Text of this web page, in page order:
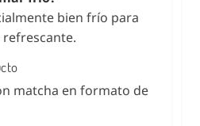
bien frío para
matcha en formato de